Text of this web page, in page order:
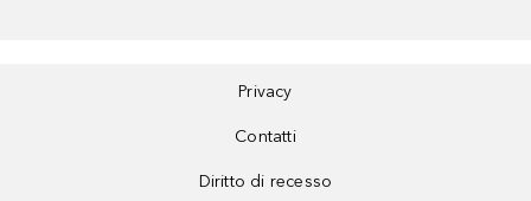
Privacy
Contatti
Diritto di recesso